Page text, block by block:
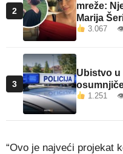
2
mreže:
Marija
3.067 👁
3
Ubistvo u
1.251 👁
“Ovo je najveći projekat